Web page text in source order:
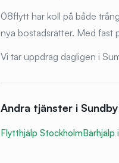
08flytt har koll på både
nya bostadsrätter. Med fast
Vi tar uppdrag dagligen i
Andra tjänster i
Flytthjälp StockholmBärhjälp i